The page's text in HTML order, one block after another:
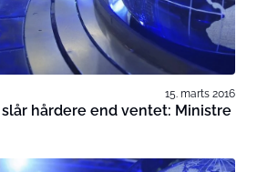
15. marts 2016
hårdere end ventet: Ministre